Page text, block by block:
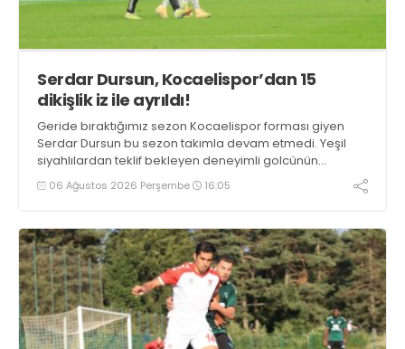
Serdar Dursun, Kocaelispor’dan 15
dikişlik iz ile ayrıldı!
Geride bıraktığımız sezon Kocaelispor forması giyen
Serdar Dursun bu sezon takımla devam etmedi. Yeşil
siyahlılardan teklif bekleyen deneyimli golcünün
Gaziantep FK ile söz kesecek.
06 Ağustos 2026 Perşembe 16:05